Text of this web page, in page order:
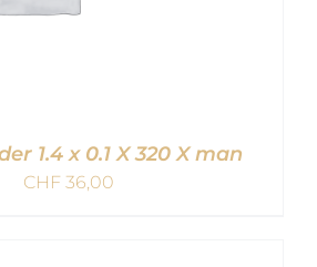
1.4 x 0.1 X 320 X man
CHF 36,00